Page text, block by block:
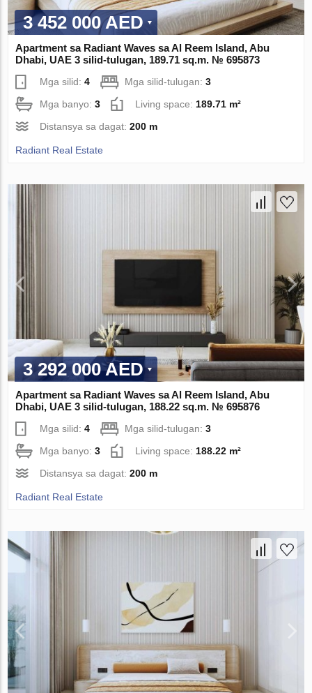
3 452 000 AED
Apartment sa Radiant Waves sa Al Reem Island, Abu
Dhabi, UAE 3 silid-tulugan, 189.71 sq.m. № 695873
Mga silid:4 Mga silid-tulugan:3
Mga banyo:3 Living space: 189.71 m²
Distansya sa dagat:200 m
Radiant Real Estate
3 292 000 AED
Apartment sa Radiant Waves sa Al Reem Island, Abu
Dhabi, UAE 3 silid-tulugan, 188.22 sq.m. № 695876
Mga silid:4 Mga silid-tulugan:3
Mga banyo:3 Living space:188.22 m²
Distansya sa dagat:200 m
Radiant Real Estate